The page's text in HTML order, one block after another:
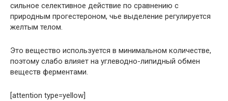
сильное селективное действие по сравнению с
природным прогестероном, чье выделение регулируется
желтым телом.
Это вещество используется в минимальном количестве,
поэтому слабо влияет на углеводно-липидный обмен
веществ ферментами.
[attention type=yellow]